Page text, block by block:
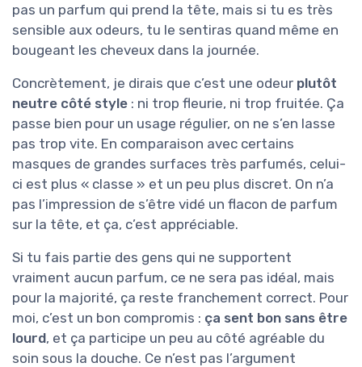
pas un parfum qui prend la tête, mais si tu es très
sensible aux odeurs, tu le sentiras quand même en
bougeant les cheveux dans la journée.
Concrètement, je dirais que c’est une odeur plutôt
neutre côté style : ni trop fleurie, ni trop fruitée. Ça
passe bien pour un usage régulier, on ne s’en lasse
pas trop vite. En comparaison avec certains
masques de grandes surfaces très parfumés, celui-
ci est plus « classe » et un peu plus discret. On n’a
pas l’impression de s’être vidé un flacon de parfum
sur la tête, et ça, c’est appréciable.
Si tu fais partie des gens qui ne supportent
vraiment aucun parfum, ce ne sera pas idéal, mais
pour la majorité, ça reste franchement correct. Pour
moi, c’est un bon compromis : ça sent bon sans être
lourd, et ça participe un peu au côté agréable du
soin sous la douche. Ce n’est pas l’argument